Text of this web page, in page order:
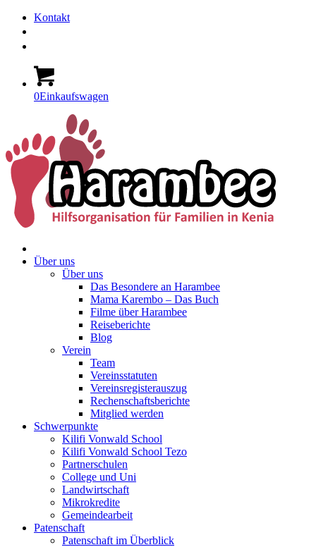
Kontakt
0Einkaufswagen
Über uns
Über uns
Das Besondere an Harambee
Mama Karembo – Das Buch
Filme über Harambee
Reiseberichte
Blog
Verein
Team
Vereinsstatuten
Vereinsregisterauszug
Rechenschaftsberichte
Mitglied werden
Schwerpunkte
Kilifi Vonwald School
Kilifi Vonwald School Tezo
Partnerschulen
College und Uni
Landwirtschaft
Mikrokredite
Gemeindearbeit
Patenschaft
Patenschaft im Überblick